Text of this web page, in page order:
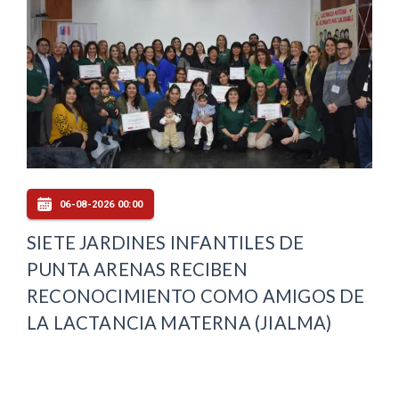
06-08-2026 00:00
SIETE JARDINES INFANTILES DE
PUNTA ARENAS RECIBEN
RECONOCIMIENTO COMO AMIGOS DE
LA LACTANCIA MATERNA (JIALMA)